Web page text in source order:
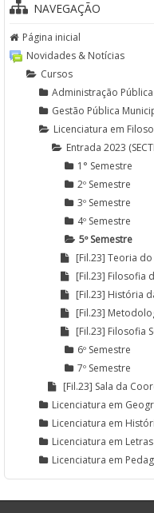
NAVEGAÇÃO
Página inicial
Novidades & Notícias
Cursos
Administração Pública
Gestão Pública
Licenciatura em
Entrada 2023
1° Semestre
2º Semestre
3º Semestre
4º Semestre
5º Semestre
[Fil.23] Teoria
[Fil.23] Filosofia
[Fil.23] História
[Fil.23]
[Fil.23] Filosofia
6º Semestre
7º Semestre
[Fil.23] Sala da
Licenciatura em
Licenciatura em
Licenciatura em
Licenciatura em